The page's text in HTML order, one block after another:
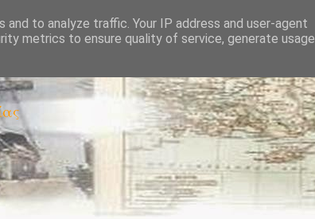
to analyze traffic. Your IP address and user-agent
metrics to ensure quality of service, generate usage